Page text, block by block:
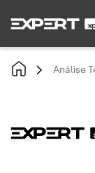
Análise